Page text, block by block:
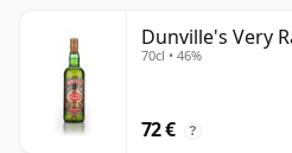
Dunville's Very
70cl • 46%
72 € ?